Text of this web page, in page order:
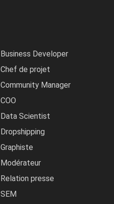
Business Developer
Chef de projet
Community Manager
COO
Data Scientist
Dropshipping
Graphiste
Modérateur
Relation presse
SEM